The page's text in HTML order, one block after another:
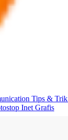
Tips & Trik
Inet Grafis